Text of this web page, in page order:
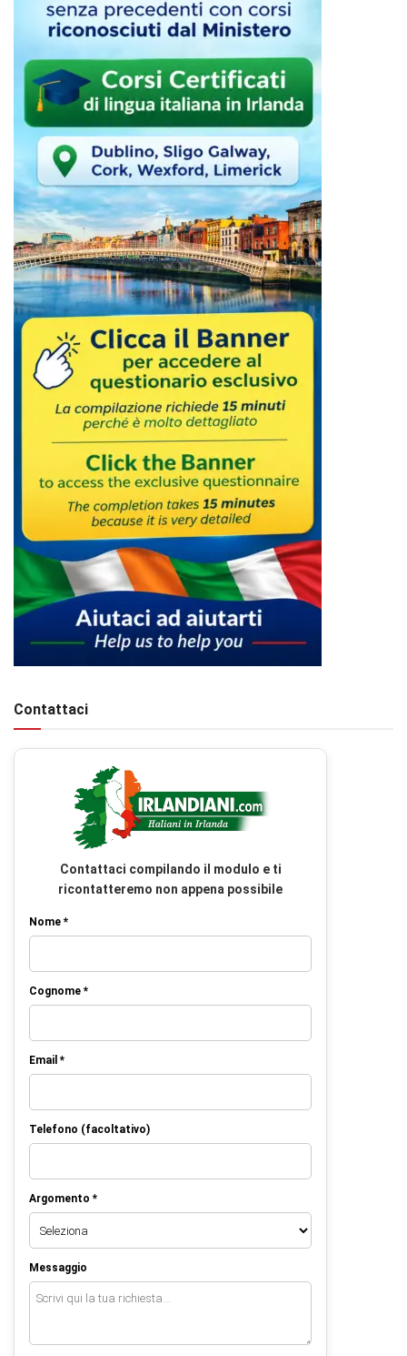
Contattaci
Contattaci compilando il modulo e ti
ricontatteremo non appena possibile
Nome *
Cognome *
Email *
Telefono (facoltativo)
Argomento *
Messaggio